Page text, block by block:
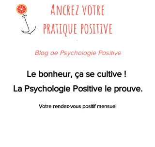
Ancrez votre
pratique positive
`
Blog de Psychologie Positive
Le bonheur, ça se cultive !
La Psychologie Positive le prouve.
Votre rendez-vous positif mensuel